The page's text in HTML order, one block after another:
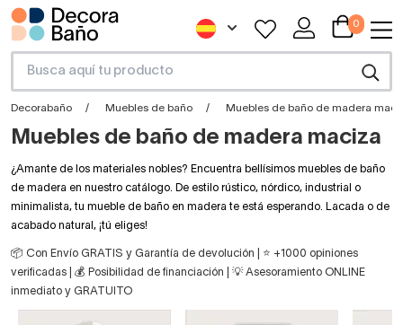
0
Decorabaño Muebles de baño Muebles de baño de madera
Muebles de baño de madera maciza
¿Amante de los materiales nobles? Encuentra bellísimos muebles de baño
de madera en nuestro catálogo. De estilo rústico, nórdico, industrial o
minimalista, tu mueble de baño en madera te está esperando. Lacada o de
acabado natural, ¡tú eliges!
📦 Con Envío GRATIS y Garantía de devolución | ⭐ +1000 opiniones
verificadas | 💰 Posibilidad de financiación | 💡 Asesoramiento ONLINE
inmediato y GRATUITO